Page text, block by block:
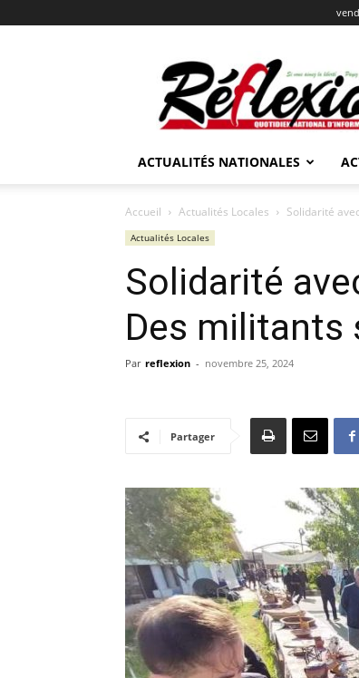
REFLEXION
ACTUALITÉS NATIONALES
Accueil Actualités Locales Solidarité
Actualités Locales
Solidarité
Des militants
Par reflexion - novembre 25, 2024
Partager